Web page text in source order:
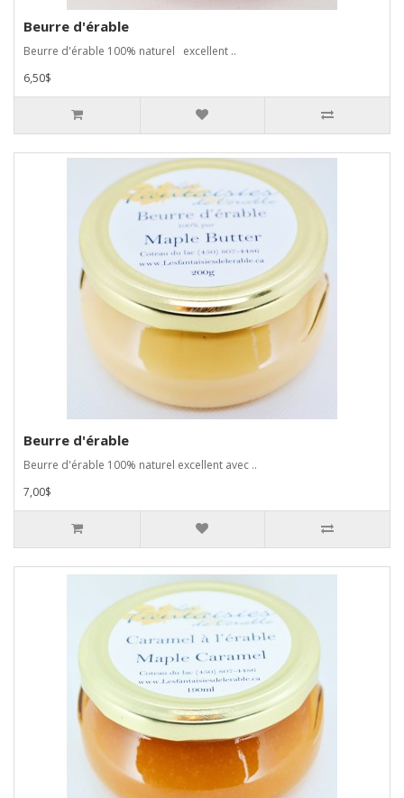
Beurre d'érable
Beurre d'érable 100% naturel excellent ..
6,50$
Beurre d'érable
Beurre d'érable 100% naturel excellent avec ..
7,00$